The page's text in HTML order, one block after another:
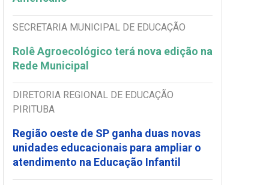
SECRETARIA MUNICIPAL DE EDUCAÇÃO
Rolê Agroecológico terá nova edição na
Rede Municipal
DIRETORIA REGIONAL DE EDUCAÇÃO
PIRITUBA
Região oeste de SP ganha duas novas
unidades educacionais para ampliar o
atendimento na Educação Infantil